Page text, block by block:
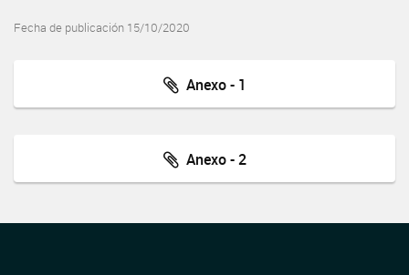
Fecha de publicación 15/10/2020
Anexo - 1
Anexo - 2